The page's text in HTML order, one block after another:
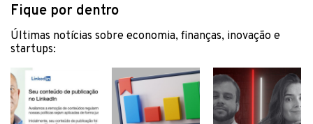
Fique por dentro
Últimas notícias sobre economia, finanças, inovação e
startups: